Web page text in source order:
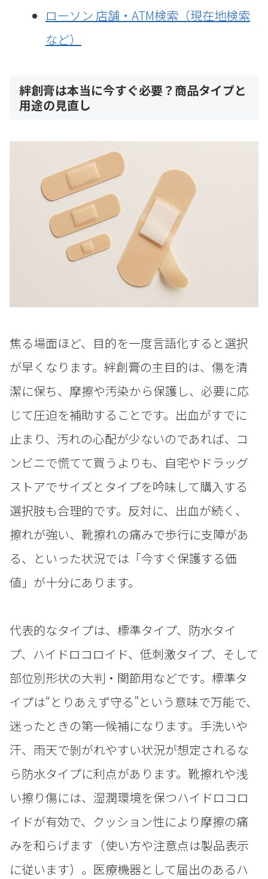
ローソン 店舗・ATM検索（現在地検索
など）
絆創膏は本当に今すぐ必要？商品タイプと
用途の見直し
焦る場面ほど、目的を一度言語化すると選択
が早くなります。絆創膏の主目的は、傷を清
潔に保ち、摩擦や汚染から保護し、必要に応
じて圧迫を補助することです。出血がすでに
止まり、汚れの心配が少ないのであれば、コ
ンビニで慌てて買うよりも、自宅やドラッグ
ストアでサイズとタイプを吟味して購入する
選択肢も合理的です。反対に、出血が続く、
擦れが強い、靴擦れの痛みで歩行に支障があ
る、といった状況では「今すぐ保護する価
値」が十分にあります。
代表的なタイプは、標準タイプ、防水タイ
プ、ハイドロコロイド、低刺激タイプ、そして
部位別形状の大判・関節用などです。標準タ
イプは“とりあえず守る”という意味で万能で、
迷ったときの第一候補になります。手洗いや
汗、雨天で剝がれやすい状況が想定されるな
ら防水タイプに利点があります。靴擦れや浅
い擦り傷には、湿潤環境を保つハイドロコロ
イドが有効で、クッション性により摩擦の痛
みを和らげます（使い方や注意点は製品表示
に従います）。医療機器として届出のあるハ